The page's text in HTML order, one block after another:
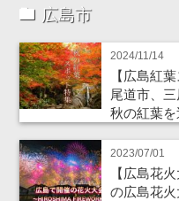
広島市
2024/11/14
【広島紅
尾道市、
秋の紅葉を
2023/07/01
【広島花
の広島花火